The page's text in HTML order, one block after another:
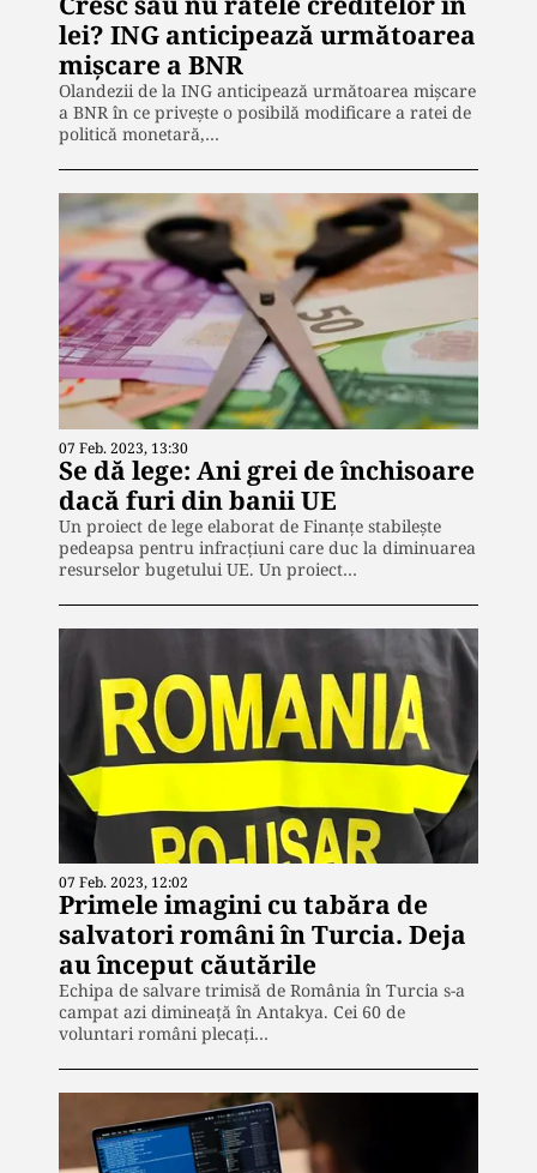
lei? ING anticipează următoarea
mișcare a BNR
Olandezii de la ING anticipează următoarea mișcare
a BNR în ce privește o posibilă modificare a ratei de
politică monetară,…
07 Feb. 2023, 13:30
Se dă lege: Ani grei de închisoare
dacă furi din banii UE
Un proiect de lege elaborat de Finanțe stabilește
pedeapsa pentru infracțiuni care duc la diminuarea
resurselor bugetului UE. Un proiect…
07 Feb. 2023, 12:02
Primele imagini cu tabăra de
salvatori români în Turcia. Deja
au început căutările
Echipa de salvare trimisă de România în Turcia s-a
campat azi dimineață în Antakya. Cei 60 de
voluntari români plecați…